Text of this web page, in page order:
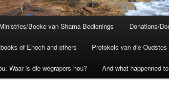
Boeke van Shama Bedienings Donations/
of Enoch and others Protokols van die
Waar is die wegrapers nou? And what happenned